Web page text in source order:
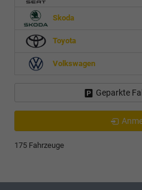
Skoda
Toyota
Volkswagen
Geparkte
175 Fahrzeuge